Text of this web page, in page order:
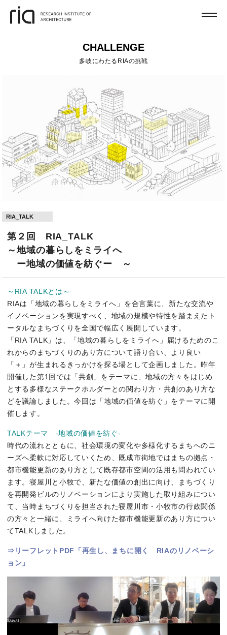
CHALLENGE
多岐にわたるRIAの挑戦
RIA_TALK
第２回 RIA_TALK
～地域の暮らしをミライへ
ー地域の価値を紡ぐー ～
～RIA TALKとは～
RIAは「地域の暮らしをミライへ」を合言葉に、新たな交流や
イノベーションを実現すべく、地域の規模や特性を踏まえたト
ータルなまちづくりを全国で幅広く展開しています。
「RIA TALK」は、「地域の暮らしをミライへ」届けるためのこ
れからのまちづくりのあり方について語り合い、より良い
「＋」が生まれるきっかけを探る場として企画しました。昨年
開催した第1回では「共創」をテーマに、地域の方々をはじめ
とする多様なステークホルダーとの関わり方・共創のあり方な
どを議論しました。今回は「地域の価値を紡ぐ」をテーマに開
催します。
TALKテーマ -地域の価値を紡ぐ-
時代の流れとともに、社会環境の変化や多様化するまちへのニ
ーズへ柔軟に対応していくため、既成市街地ではまちの拠点・
都市機能更新のあり方として既存都市空間の活用も問われてい
ます。寝屋川と小牧で、新たな価値の創出に向け、まちづくり
を再開発ビルのリノベーションにより実施した取り組みについ
て、当時まちづくりを担当された寝屋川市・小牧市の行政関係
の方々と一緒に、ミライへ向けた都市機能更新のあり方につい
てTALKしました。
⇒リーフレットPDF「再生し、まちに開く RIAのリノベーシ
ョン」